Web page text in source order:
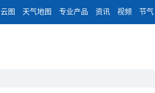
云图 天气地图 专业产品 资讯 视频 节气